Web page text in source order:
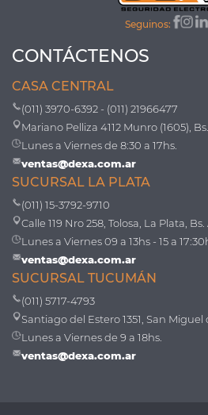
Seguinos:
CONTÁCTENOS
CASA CENTRAL
(011) 3970-6392 - (011) 21966477
Mariano Pelliza 4112 Munro (1605),
Lunes a Viernes de 8:30 a 17hs.
ventas@dexa.com.ar
SUCURSAL LA PLATA
(011) 15-3792-9710
Calle 119 Nro 258, Tolosa, La Plata, Bs.
Lunes a Viernes 09 a 13hs - 15 a
ventas@dexa.com.ar
SUCURSAL TUCUMÁN
(011) 5717-4793
Santiago del Estero 1351, San
Lunes a Viernes de 9 a 18hs.
ventas@dexa.com.ar